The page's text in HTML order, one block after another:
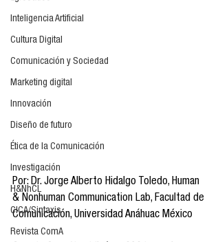
Inteligencia Artificial
Cultura Digital
Comunicación y Sociedad
Marketing digital
Innovación
Diseño de futuro
Ética de la Comunicación
Investigación
H&NhCL
CICA/Sintaxis
Revista ComA
Por: Dr. Jorge Alberto Hidalgo Toledo, Human
& Nonhuman Communication Lab, Facultad de
Comunicación, Universidad Anáhuac México